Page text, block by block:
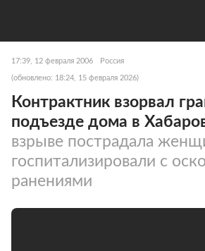
17:39, 12 февраля 2006 Россия
(обновлено: 18:24, 15 февраля 2026)
Контрактник взорвал
подъезде дома в
взрыве пострадала
госпитализировали с
ранениями